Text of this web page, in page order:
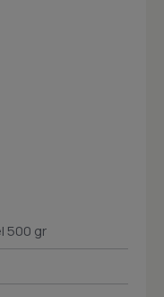
500 gr